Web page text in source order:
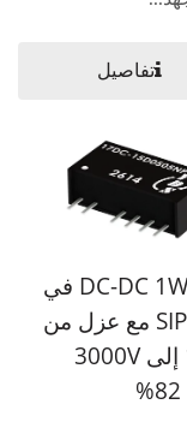
تفاصيل
محول DC-DC 1W في
عبوة SIP7 مع عزل من
1500V إلى 3000V